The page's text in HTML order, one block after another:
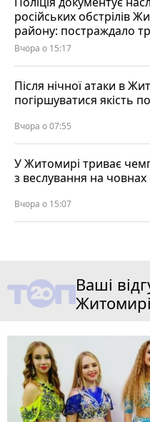
російських обстрілів
району: постраждало
Вчора о 15:17
Після нічної атаки в
погіршуватися якість
Вчора о 07:55
У Житомирі триває
з веслування на
Вчора о 15:07
Ваші
Житомирі